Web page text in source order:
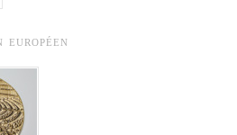
EUROPÉEN